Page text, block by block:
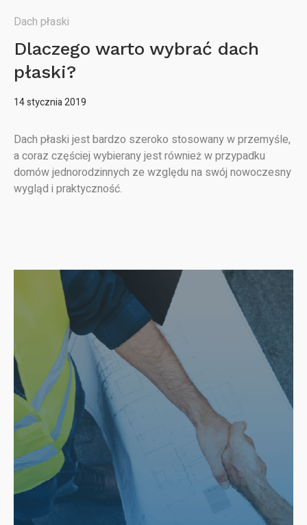
Dach płaski
Dlaczego warto wybrać dach
płaski?
14 stycznia 2019
Dach płaski jest bardzo szeroko stosowany w przemyśle,
a coraz częściej wybierany jest również w przypadku
domów jednorodzinnych ze względu na swój nowoczesny
wygląd i praktyczność.